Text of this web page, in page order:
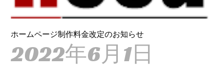
ホームページ制作料金改定のお知らせ
2022年6月1日